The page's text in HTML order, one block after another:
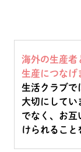
海外の生産者
生産につなげ
生活クラブで
大切にしてい
でなく、お互
けられること